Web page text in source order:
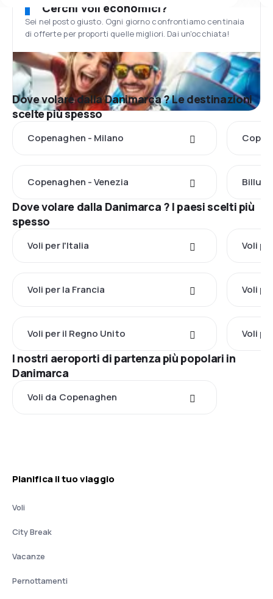
Cerchi voli economici?
Sei nel posto giusto. Ogni giorno confrontiamo centinaia
di offerte per proporti quelle migliori. Dai un'occhiata!
Dove volare dalla Danimarca ? Le destinazioni
scelte più spesso
Copenaghen - Milano
Copenaghen - Venezia
Dove volare dalla Danimarca ? I paesi scelti più
spesso
Voli per l'Italia Voli
Voli per la Francia Voli
Voli per il Regno Unito Voli
I nostri aeroporti di partenza più popolari in
Danimarca
Voli da Copenaghen
Pianifica il tuo viaggio
Voli
City Break
Vacanze
Pernottamenti